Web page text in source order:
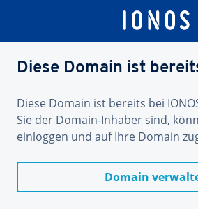
Diese Domain ist
Diese Domain ist bereits bei
Sie der Domain-Inhaber sind,
einloggen und auf Ihre Domain
Domain